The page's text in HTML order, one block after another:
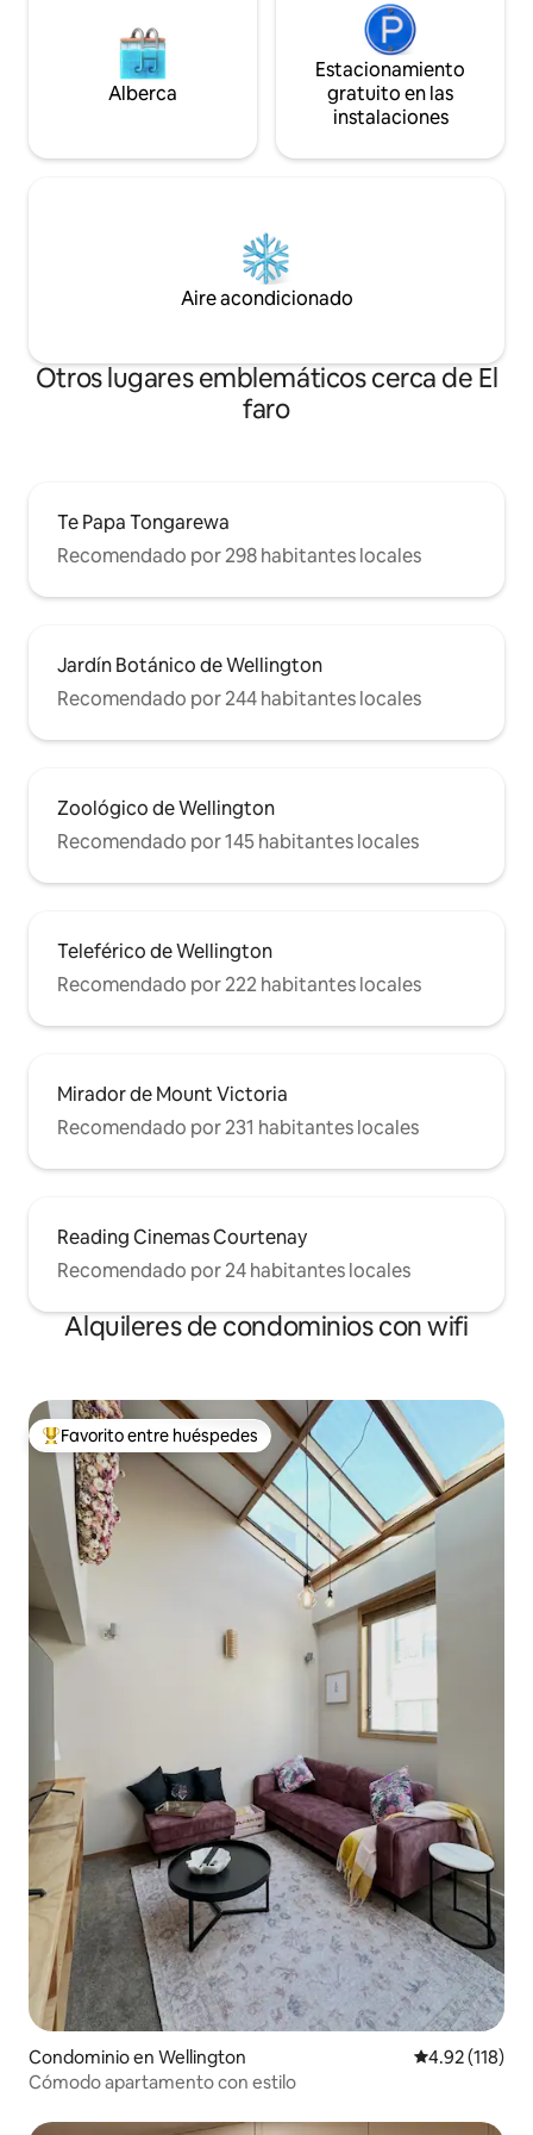
paddle disponibles.
Alberca
Estacionamiento
gratuito en las
instalaciones
Aire acondicionado
Otros lugares emblemáticos cerca de El
faro
Te Papa Tongarewa
Recomendado por 298 habitantes locales
Jardín Botánico de Wellington
Recomendado por 244 habitantes locales
Zoológico de Wellington
Recomendado por 145 habitantes locales
Teleférico de Wellington
Recomendado por 222 habitantes locales
Mirador de Mount Victoria
Recomendado por 231 habitantes locales
Reading Cinemas Courtenay
Recomendado por 24 habitantes locales
Alquileres de condominios con wifi
De los mejores en Favorito entre huéspedes
Favorito entre huéspedes
Condominio en Wellington Calificación
4.92 (118)
Cómodo apartamento con estilo